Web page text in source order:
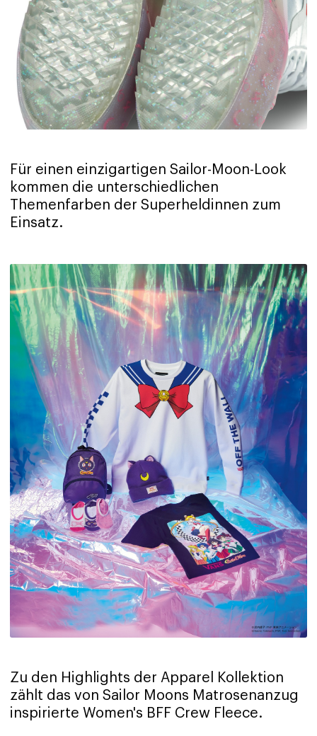
Für einen einzigartigen Sailor-Moon-Look
kommen die unterschiedlichen
Themenfarben der Superheldinnen zum
Einsatz.
Zu den Highlights der Apparel Kollektion
zählt das von Sailor Moons Matrosenanzug
inspirierte Women's BFF Crew Fleece.